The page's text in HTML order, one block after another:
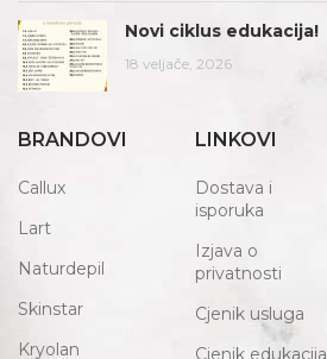
Novi ciklus edukacija!
18 veljače, 2026
BRANDOVI
Callux
Lart
Naturdepil
Skinstar
Kryolan
LINKOVI
Dostava i
isporuka
Izjava o
privatnosti
Cjenik usluga
Cjenik edukacija